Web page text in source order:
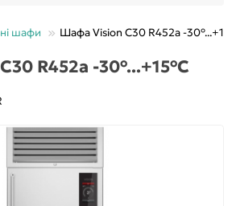
шафи Шафа Vision C30 R452a -
R452a -30°...+15°C